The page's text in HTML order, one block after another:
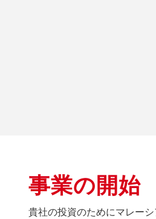
事業の開始
貴社の投資のためにマレー